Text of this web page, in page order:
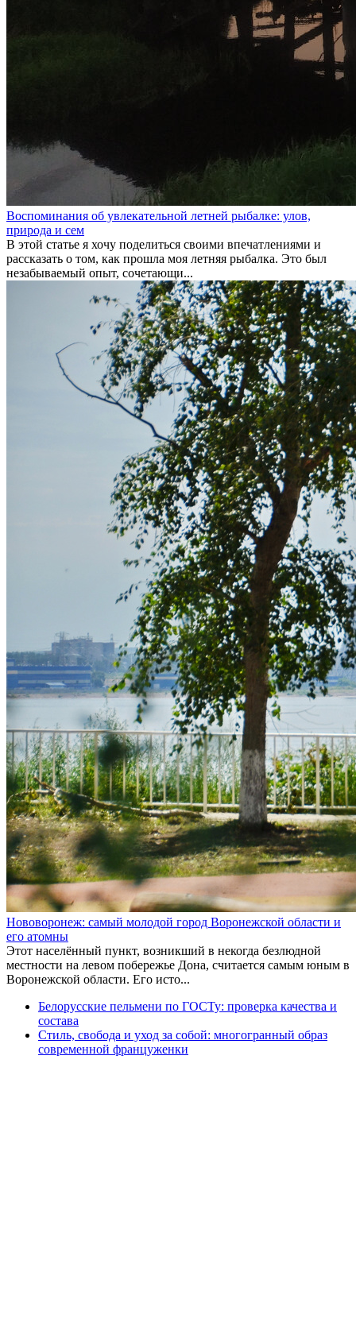
Воспоминания об увлекательной летней рыбалке: улов,
природа и сем
В этой статье я хочу поделиться своими впечатлениями и
рассказать о том, как прошла моя летняя рыбалка. Это был
незабываемый опыт, сочетающи...
Нововоронеж: самый молодой город Воронежской области и
его атомны
Этот населённый пункт, возникший в некогда безлюдной
местности на левом побережье Дона, считается самым юным в
Воронежской области. Его исто...
Белорусские пельмени по ГОСТу: проверка качества и
состава
Стиль, свобода и уход за собой: многогранный образ
современной француженки